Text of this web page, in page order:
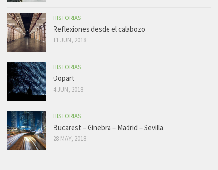
HISTORIAS
Reflexiones desde el calabozo
11 JUN, 2018
HISTORIAS
Oopart
4 JUN, 2018
HISTORIAS
Bucarest – Ginebra – Madrid – Sevilla
28 MAY, 2018